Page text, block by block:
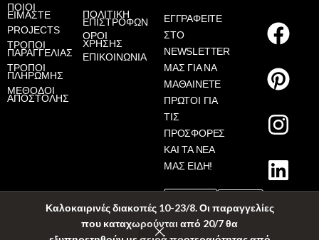
Καλοκαιρινές διακοπές 10-23/8. Οι παραγγελίες
που καταχωρούνται από 20/7 θα
ΠΟΙΟΙ
ΕΙΜΑΣΤΕ
PROJECTS
ΤΡΟΠΟΙ
ΠΑΡΑΓΓΕΛΙΑΣ
ΤΡΟΠΟΙ
ΠΛΗΡΩΜΗΣ
ΜΕΘΟΔΟΙ
ΑΠΟΣΤΟΛΗΣ
ΠΟΛΙΤΙΚΗ
ΕΠΙΣΤΡΟΦΩΝ
ΟΡΟΙ
ΧΡΗΣΗΣ
ΕΠΙΚΟΙΝΩΝΙΑ
ΕΓΓΡΑΦΕΙΤΕ
ΣΤΟ
NEWSLETTER
ΜΑΣ ΓΙΑ ΝΑ
ΜΑΘΑΙΝΕΤΕ
ΠΡΩΤΟΙ ΓΙΑ
ΤΙΣ
ΠΡΟΣΦΟΡΕΣ
ΚΑΙ ΤΑ ΝΕΑ
ΜΑΣ ΕΙΔΗ!